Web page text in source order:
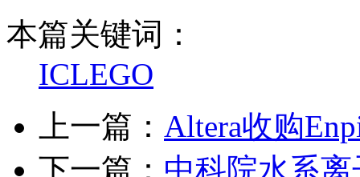
本篇关键词：
ICLEGO
上一篇： Altera收购
下一篇： 中科院水系